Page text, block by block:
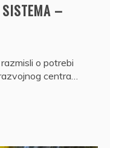
SISTEMA –
o potrebi
centra…